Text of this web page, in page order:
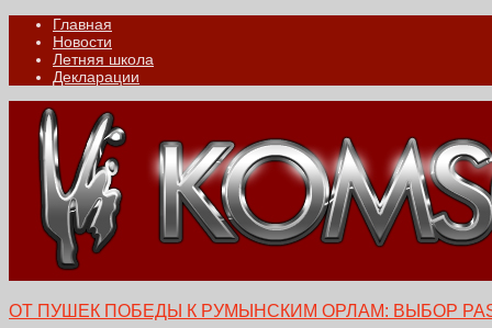
Главная
Новости
Летняя школа
Декларации
ОТ ПУШЕК ПОБЕДЫ К РУМЫНСКИМ ОРЛАМ: ВЫБОР